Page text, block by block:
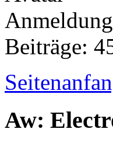
Beiträge:
Aw: